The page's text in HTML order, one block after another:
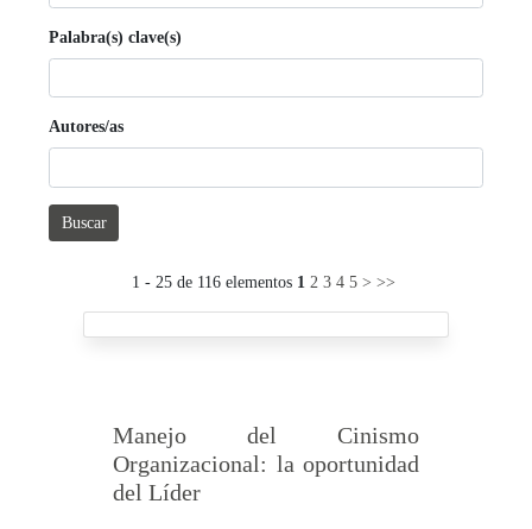
Palabra(s) clave(s)
Autores/as
Buscar
1 - 25 de 116 elementos 1 2 3 4 5 > >>
Manejo del Cinismo
Organizacional: la oportunidad
del Líder